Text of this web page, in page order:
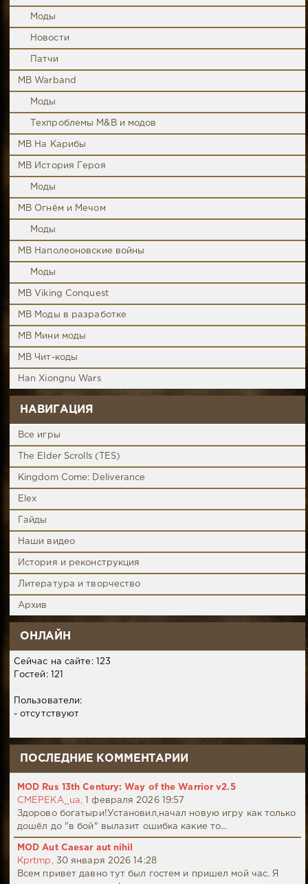
Моды
Новости
Патчи
MB Warband
Моды
Техпроблемы M&B и модов
MB На Карибы
MB История Героя
Моды
MB Огнём и Мечом
Моды
MB Наполеоновские войны
Моды
MB Viking Conquest
MB Моды в разработке
MB Мини моды
MB Чит-коды
Han Xiongnu Wars
НАВИГАЦИЯ
Все игры
The Elder Scrolls (TES)
Kingdom Come: Deliverance
Elex
Гайды
Наши видео
История и реконструкция
Литература и творчество
Архив
ОНЛАЙН
Сейчас на сайте: 123
Гостей: 121
Пользователи:
- отсутствуют
ПОСЛЕДНИЕ КОММЕНТАРИИ
MOD Rus 13th Century: Way of the Warrior v2.5
CMEPEKA_ua,
1 февраля 2026 19:57
Здорово богатыри!Установил,начал новую игру как только
дошёл до "в бой" вылазит ошибка какие то...
MOD Aut Caesar aut nihil
Kprtmp,
30 января 2026 14:28
Всем привет давно тут был гостем и пришел мой час. Я